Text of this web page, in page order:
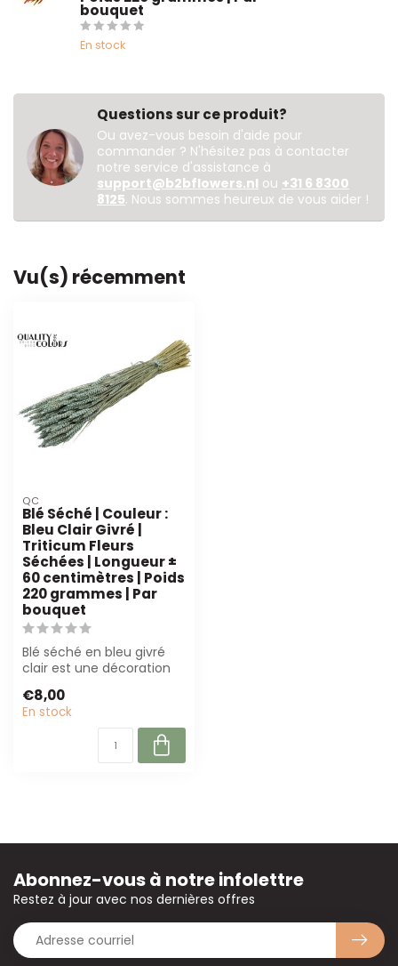
bouquet
En stock
Questions sur ce produit?
Ou avez-vous besoin d'aide pour
commander ? N'hésitez pas à contacter
notre service d'assistance à
support@b2bflowers.nl ou +31 6 8300
8125. Nous sommes heureux de vous aider !
Vu(s) récemment
QC
Blé Séché | Couleur :
Bleu Clair Givré |
Triticum Fleurs
Séchées | Longueur ±
60 centimètres | Poids
220 grammes | Par
bouquet
Blé séché en bleu givré
clair est une décoration
d'entretien ...
€8,00
En stock
Abonnez-vous à notre infolettre
Restez à jour avec nos dernières offres